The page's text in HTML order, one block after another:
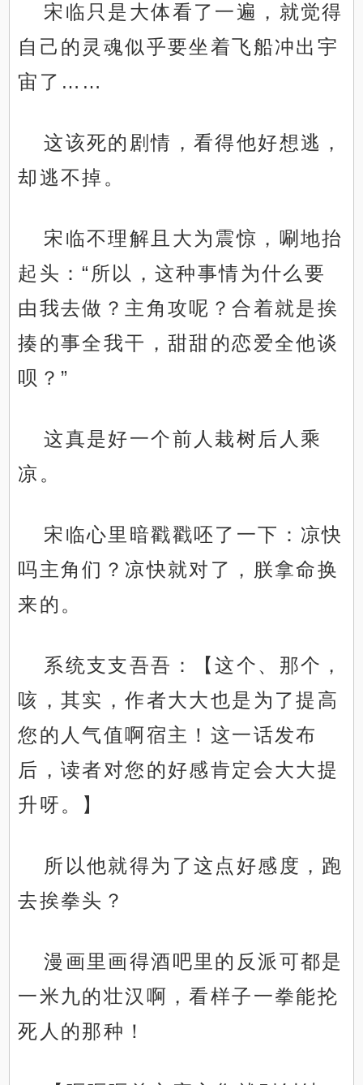
宋临只是大体看了一遍，就觉得
自己的灵魂似乎要坐着飞船冲出宇
宙了……
这该死的剧情，看得他好想逃，
却逃不掉。
宋临不理解且大为震惊，唰地抬
起头：“所以，这种事情为什么要
由我去做？主角攻呢？合着就是挨
揍的事全我干，甜甜的恋爱全他谈
呗？”
这真是好一个前人栽树后人乘
凉。
宋临心里暗戳戳呸了一下：凉快
吗主角们？凉快就对了，朕拿命换
来的。
系统支支吾吾：【这个、那个，
咳，其实，作者大大也是为了提高
您的人气值啊宿主！这一话发布
后，读者对您的好感肯定会大大提
升呀。】
所以他就得为了这点好感度，跑
去挨拳头？
漫画里画得酒吧里的反派可都是
一米九的壮汉啊，看样子一拳能抡
死人的那种！